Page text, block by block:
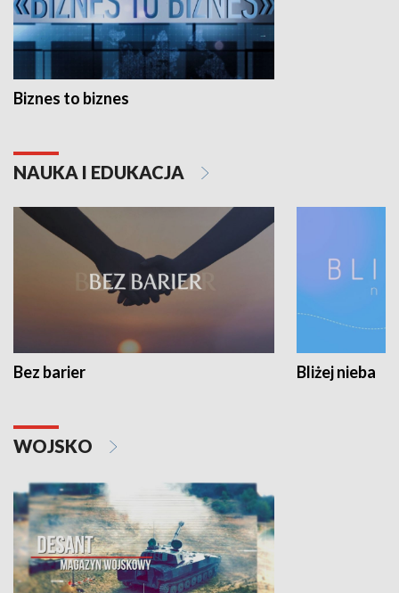
Biznes to biznes
NAUKA I EDUKACJA
Bez barier Bliżej nieba
WOJSKO